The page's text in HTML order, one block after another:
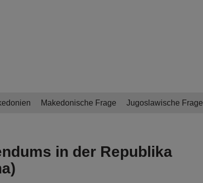
Makedonische Frage Jugoslawische Frage
in der Republika